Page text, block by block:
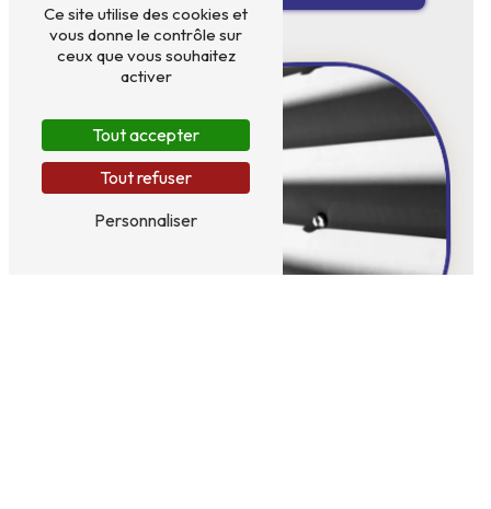
Ce site utilise des cookies et
vous donne le contrôle sur
ceux que vous souhaitez
activer
Tout accepter
Tout refuser
Personnaliser